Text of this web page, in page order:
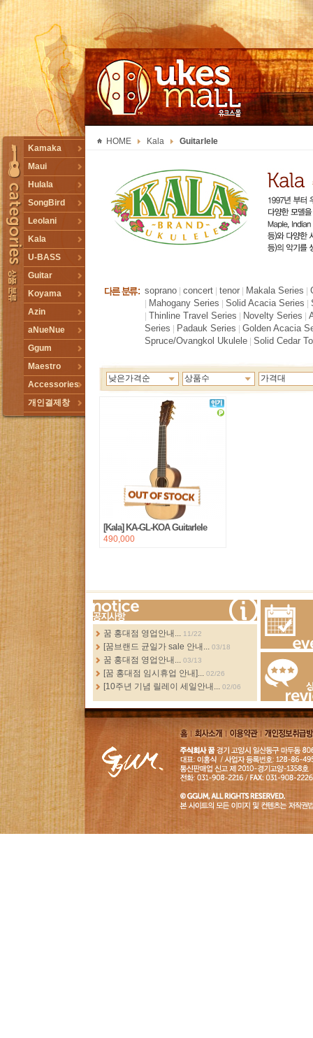
TOGGLE
Kamaka
Maui
Hulala
SongBird
Leolani
Kala
U-BASS
Guitar
Koyama
Azin
aNueNue
Ggum
Maestro
Accessories
개인결제창
HOME Kala Guitarlele
soprano concert tenor Makala Series
Mahogany Series Solid Acacia Series
Thinline Travel Series Novelty Series
Series
Padauk Series
Golden Acacia
Spruce/Ovangkol Ukulele Solid Cedar
낮은가격순 상품수 가격대
[Kala] KA-GL-KOA Guitarlele
490,000
more...
꿈 홍대점 영업안내... 11/22
[꿈브랜드 균일가 sale 안내... 03/18
꿈 홍대점 영업안내... 03/13
[꿈 홍대점 임시휴업 안내]... 02/26
[10주년 기념 릴레이 세일안내... 02/06
Events
Review
홈
회사소
개
이용약
관
개인정보취급
침